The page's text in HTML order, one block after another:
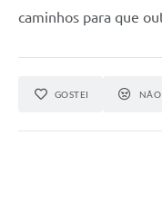
caminhos para que
GOSTEI NÃO